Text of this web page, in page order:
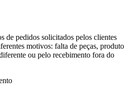
de pedidos solicitados pelos clientes
motivos: falta de peças, produto
ou pelo recebimento fora do